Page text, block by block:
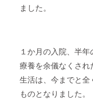
ました。
１か月の入院、半年
療養を余儀なくされ
生活は、今までと全
ものとなりました